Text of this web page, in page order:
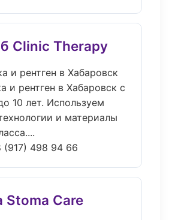
Clinic Therapy
и рентген в Хабаровск
и рентген в Хабаровск с
10 лет. Используем
и материалы
(917) 498 94 66
Stoma Care